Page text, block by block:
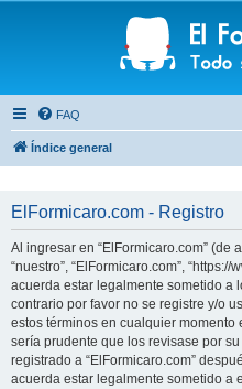
FAQ
Índice general
ElFormicaro.com - Registro
Al ingresar en “ElFormicaro.com” (de
“nuestro”, “ElFormicaro.com”,
acuerda estar legalmente sometido a
contrario por favor no se registre y/o
estos términos en cualquier
sería prudente que los revisase por
registrado a “ElFormicaro.com”
acuerda estar legalmente sometido a